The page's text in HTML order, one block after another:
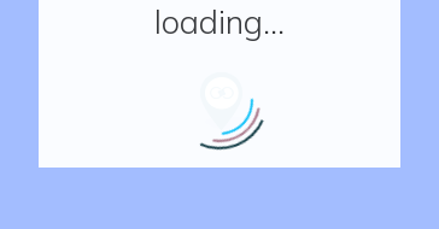
Réserver un séjour
loading...